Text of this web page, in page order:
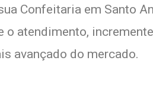
Confeitaria em Santo
atendimento,
avançado do mercado.